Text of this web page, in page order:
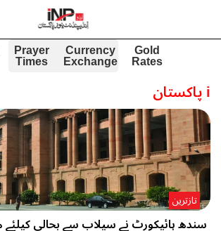
Gold
Rates
Currency
Exchange
Prayer
Times
iپاکستان
سندھ ہائیکورٹ نے سیلاب سے بحالی کیلئے
تازترین